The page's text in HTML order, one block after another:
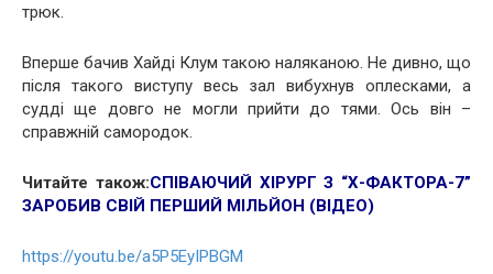
трюк.
Вперше бачив Хайді Клум такою наляканою. Не дивно, що
після такого виступу весь зал вибухнув оплесками, а
судді ще довго не могли прийти до тями. Ось він –
справжній самородок.
Читайте також:СПІВАЮЧИЙ ХІРУРГ З “Х-ФАКТОРА-7”
ЗАРОБИВ СВІЙ ПЕРШИЙ МІЛЬЙОН (ВІДЕО)
https://youtu.be/a5P5EyIPBGM